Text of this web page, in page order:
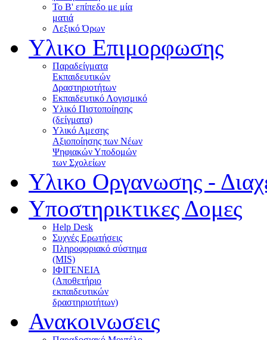
Το Β' επίπεδο με μία
ματιά
Λεξικό Όρων
Υλικο Επιμορφωσης
Παραδείγματα
Εκπαιδευτικών
Δραστηριοτήτων
Εκπαιδευτικό Λογισμικό
Υλικό Πιστοποίησης
(δείγματα)
Υλικό Αμεσης
Αξιοποίησης των Νέων
Ψηφιακών Υποδομών
των Σχολείων
Υλικο Οργανωσης -
Υποστηρικτικες Δομες
Help Desk
Συχνές Ερωτήσεις
Πληροφοριακό σύστημα
(MIS)
ΙΦΙΓΕΝΕΙΑ
(Αποθετήριο
εκπαιδευτικών
δραστηριοτήτων)
Ανακοινωσεις